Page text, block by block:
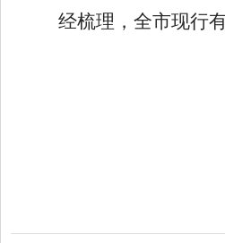
经梳理，全市现行